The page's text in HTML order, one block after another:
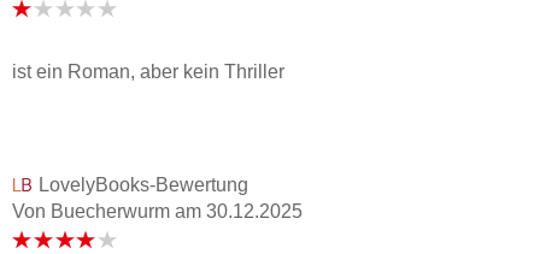
ist ein Roman, aber kein Thriller
LovelyBooks-Bewertung
Von Buecherwurm am 30.12.2025